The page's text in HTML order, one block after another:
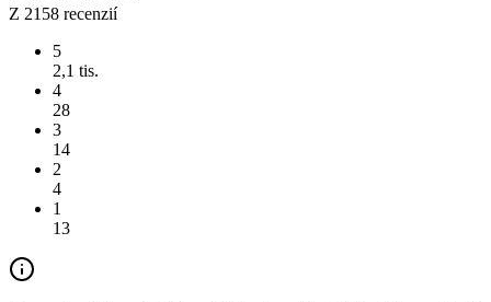
Z 2158 recenzií
5
2,1 tis.
4
28
3
14
2
4
1
13